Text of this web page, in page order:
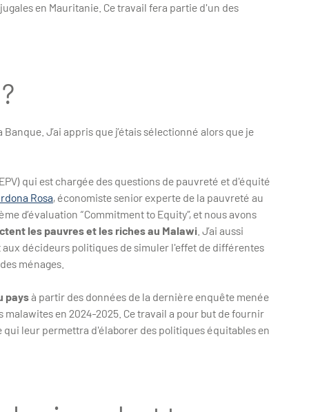
en Mauritanie. Ce travail fera partie d'un des
J’ai appris que j’étais sélectionné alors que je
qui est chargée des questions de pauvreté et d'équité
Rosa, économiste senior experte de la pauvreté au
d’évaluation “Commitment to Equity”, et nous avons
les pauvres et les riches au Malawi. J’ai aussi
décideurs politiques de simuler l'effet de différentes
ménages.
paysà partir des données de la dernière enquête menée
en 2024-2025. Ce travail a pour but de fournir
leur permettra d'élaborer des politiques équitables en